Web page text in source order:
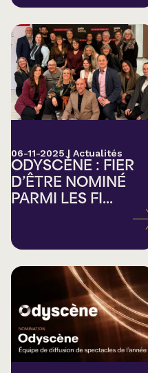
06-11-2025 | Actualités
ODYSCÈNE : FIER
D’ÊTRE NOMINÉ
PARMI LES FI...